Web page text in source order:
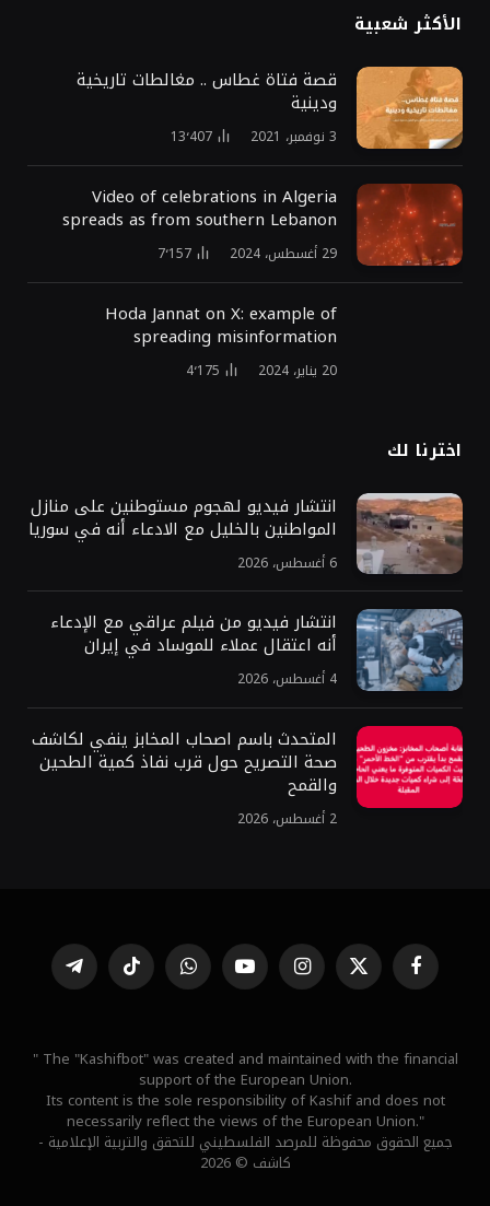
الأكثر شعبية
قصة فتاة غطاس .. مغالطات تاريخية
ودينية
3 نوفمبر، 2021 13٬407
Video of celebrations in Algeria
spreads as from southern Lebanon
29 أغسطس، 2024 7٬157
Hoda Jannat on X: example of
spreading misinformation
20 يناير، 2024 4٬175
اخترنا لك
انتشار فيديو لهجوم مستوطنين على منازل
المواطنين بالخليل مع الادعاء أنه في سوريا
6 أغسطس، 2026
انتشار فيديو من فيلم عراقي مع الإدعاء
أنه اعتقال عملاء للموساد في إيران
4 أغسطس، 2026
المتحدث باسم اصحاب المخابز ينفي لكاشف
صحة التصريح حول قرب نفاذ كمية الطحين
والقمح
2 أغسطس، 2026
فيسبوك X
(Twitter)
الانستغراميوتيوب واتساب تيكتوك تيلقرام
" The "Kashifbot" was created and maintained with the financial
support of the European Union.
Its content is the sole responsibility of Kashif and does not
necessarily reflect the views of the European Union."
جميع الحقوق محفوظة للمرصد الفلسطيني للتحقق والتربية الإعلامية -
كاشف © 2026